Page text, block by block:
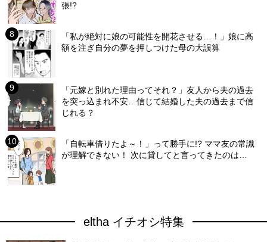
張!?
「私が絶対に娘の可能性を開花させる…！」娘に高
額を注ぎ自分の夢を押しつけた母の大誤算
「元嫁と別れた理由ってそれ？」友人から夫の過去
を突っ込まれ不安…信じて結婚した夫の過去まで信
じれる？
「自転車借りたよ～！」って勝手に!? ママ友の常識
が理解できない！ 次に貸してと言ってきたのは…
eltha イチオシ特集